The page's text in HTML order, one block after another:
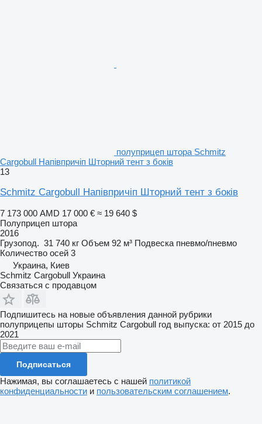
полуприцеп штора Schmitz
Cargobull Напівпричіп Шторний тент з боків
13
Schmitz Cargobull Напівпричіп Шторний тент з боків
7 173 000 AMD 17 000 € ≈ 19 640 $
Полуприцеп штора
2016
Грузопод. 31 740 кг Объем 92 м³ Подвеска пневмо/пневмо
Количество осей 3
Украина, Киев
Schmitz Cargobull Украина
Связаться с продавцом
Подпишитесь на новые объявления данной рубрики
полуприцепы шторы Schmitz Cargobull год выпуска: от 2015 до
2021
Подписаться
Нажимая, вы соглашаетесь с нашей политикой
конфиденциальности и пользовательским соглашением.